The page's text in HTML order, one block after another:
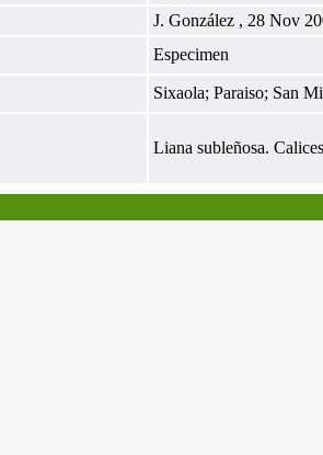
J. González , 28 Nov
Especimen
Sixaola; Paraiso; San
Liana subleñosa.